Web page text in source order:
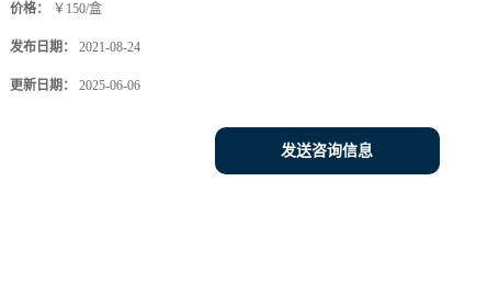
价格： ￥150/盒
发布日期： 2021-08-24
更新日期： 2025-06-06
发送咨询信息